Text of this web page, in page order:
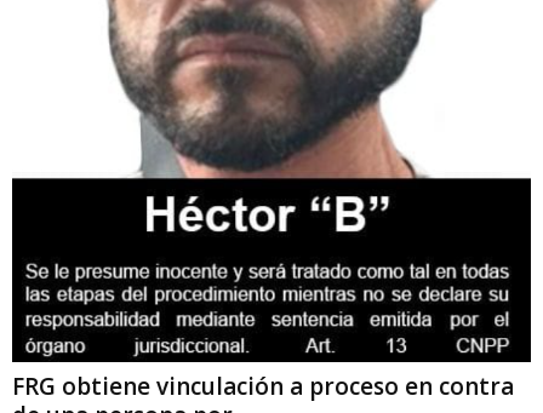
FRG obtiene vinculación a proceso en contra